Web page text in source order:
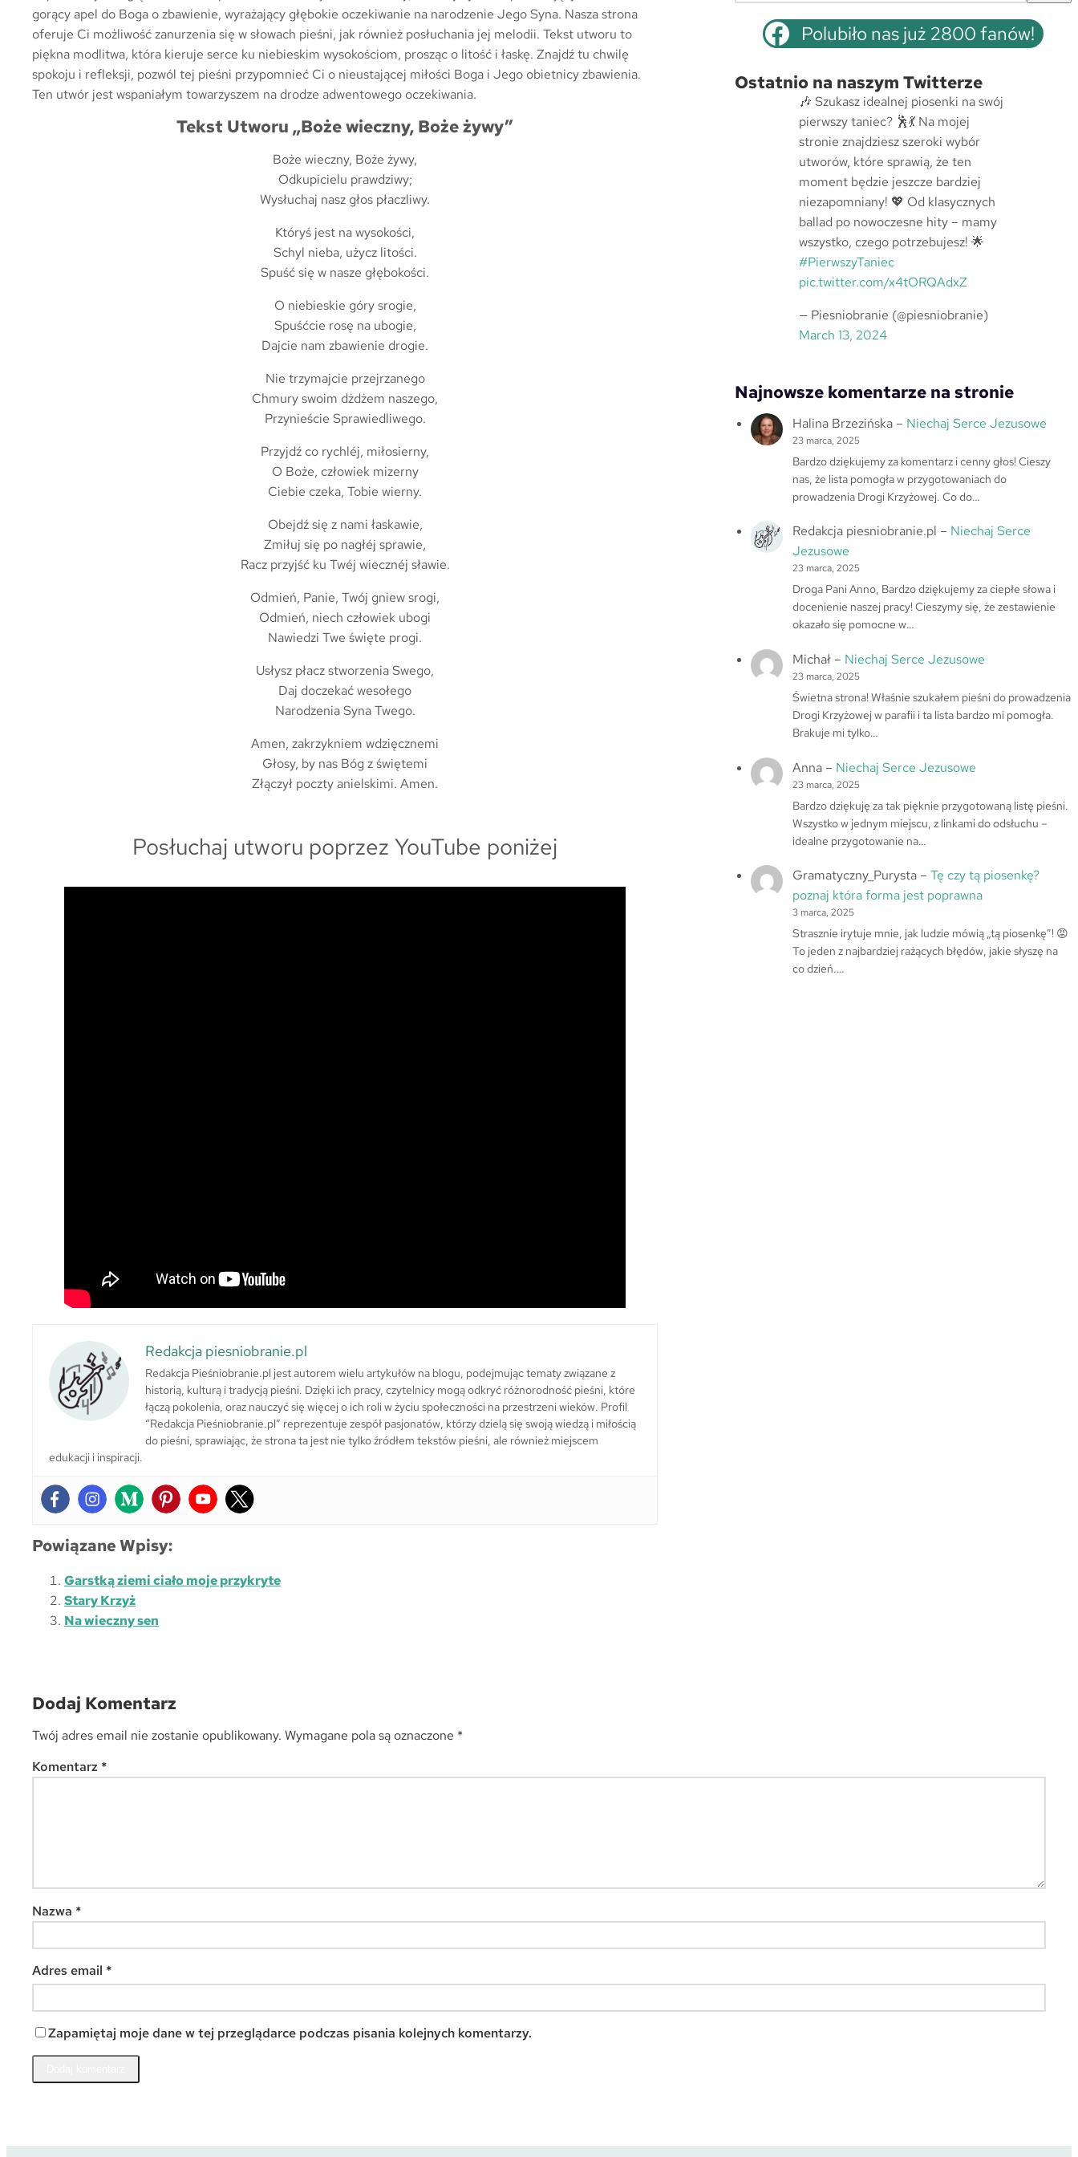
gorący apel do Boga o zbawienie, wyrażający głębokie oczekiwanie na narodzenie Jego Syna. Nasza strona
oferuje Ci możliwość zanurzenia się w słowach pieśni, jak również posłuchania jej melodii. Tekst utworu to
piękna modlitwa, która kieruje serce ku niebieskim wysokościom, prosząc o litość i łaskę. Znajdź tu chwilę
spokoju i refleksji, pozwól tej pieśni przypomnieć Ci o nieustającej miłości Boga i Jego obietnicy zbawienia.
Ten utwór jest wspaniałym towarzyszem na drodze adwentowego oczekiwania.
Tekst Utworu „Boże wieczny, Boże żywy”
Boże wieczny, Boże żywy,
Odkupicielu prawdziwy;
Wysłuchaj nasz głos płaczliwy.
Któryś jest na wysokości,
Schyl nieba, użycz litości.
Spuść się w nasze głębokości.
O niebieskie góry srogie,
Spuśćcie rosę na ubogie,
Dajcie nam zbawienie drogie.
Nie trzymajcie przejrzanego
Chmury swoim dżdżem naszego,
Przynieście Sprawiedliwego.
Przyjdź co rychléj, miłosierny,
O Boże, człowiek mizerny
Ciebie czeka, Tobie wierny.
Obejdź się z nami łaskawie,
Zmiłuj się po nagłéj sprawie,
Racz przyjść ku Twéj wiecznéj sławie.
Odmień, Panie, Twój gniew srogi,
Odmień, niech człowiek ubogi
Nawiedzi Twe święte progi.
Usłysz płacz stworzenia Swego,
Daj doczekać wesołego
Narodzenia Syna Twego.
Amen, zakrzykniem wdzięcznemi
Głosy, by nas Bóg z świętemi
Złączył poczty anielskimi. Amen.
Posłuchaj utworu poprzez YouTube poniżej
Redakcja piesniobranie.pl
Redakcja Pieśniobranie.pl jest autorem wielu artykułów na blogu, podejmując tematy związane z
historią, kulturą i tradycją pieśni. Dzięki ich pracy, czytelnicy mogą odkryć różnorodność pieśni, które
łączą pokolenia, oraz nauczyć się więcej o ich roli w życiu społeczności na przestrzeni wieków. Profil
“Redakcja Pieśniobranie.pl” reprezentuje zespół pasjonatów, którzy dzielą się swoją wiedzą i miłością
do pieśni, sprawiając, że strona ta jest nie tylko źródłem tekstów pieśni, ale również miejscem
edukacji i inspiracji.
Powiązane Wpisy:
Garstką ziemi ciało moje przykryte
Stary Krzyż
Na wieczny sen
j
Polubiło nas już 2800 fanów!
Ostatnio na naszym Twitterze
🎶 Szukasz idealnej piosenki na swój
pierwszy taniec? 🕺💃 Na mojej
stronie znajdziesz szeroki wybór
utworów, które sprawią, że ten
moment będzie jeszcze bardziej
niezapomniany! 💖 Od klasycznych
ballad po nowoczesne hity – mamy
wszystko, czego potrzebujesz! 🌟
#PierwszyTaniec
pic.twitter.com/x4tORQAdxZ
— Piesniobranie (@piesniobranie)
March 13, 2024
Najnowsze komentarze na stronie
Halina Brzezińska – Niechaj Serce Jezusowe
23 marca, 2025
Bardzo dziękujemy za komentarz i cenny głos! Cieszy
nas, że lista pomogła w przygotowaniach do
prowadzenia Drogi Krzyżowej. Co do…
Redakcja piesniobranie.pl – Niechaj Serce
Jezusowe
23 marca, 2025
Droga Pani Anno, Bardzo dziękujemy za ciepłe słowa i
docenienie naszej pracy! Cieszymy się, że zestawienie
okazało się pomocne w…
Michał – Niechaj Serce Jezusowe
23 marca, 2025
Świetna strona! Właśnie szukałem pieśni do prowadzenia
Drogi Krzyżowej w parafii i ta lista bardzo mi pomogła.
Brakuje mi tylko…
Anna – Niechaj Serce Jezusowe
23 marca, 2025
Bardzo dziękuję za tak pięknie przygotowaną listę pieśni.
Wszystko w jednym miejscu, z linkami do odsłuchu –
idealne przygotowanie na…
Gramatyczny_Purysta –Tę czy tą piosenkę?
poznaj która forma jest poprawna
3 marca, 2025
Strasznie irytuje mnie, jak ludzie mówią „tą piosenkę”! 😡
To jeden z najbardziej rażących błędów, jakie słyszę na
co dzień.…
Dodaj Komentarz
Twój adres email nie zostanie opublikowany. Wymagane pola są oznaczone *
Komentarz *
Nazwa *
Adres email *
Zapamiętaj moje dane w tej przeglądarce podczas pisania kolejnych komentarzy.